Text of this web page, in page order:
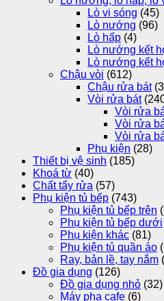
Lò vi sóng (45)
Lò nướng (96)
Lò hấp (4)
Lò nướng kết
Lò nướng kết
Chậu vòi (612)
Chậu rửa bát
Vòi rửa bát
Vòi rửa
Vòi rửa
Vòi rửa
Phụ kiện (28)
Thiết bị vệ sinh (185)
Khoá từ (40)
Chất tẩy rửa (57)
Phụ kiện tủ bếp (743)
Phụ kiện tủ bếp trên
Phụ kiện tủ bếp dưới
Phụ kiện khác (81)
Phụ kiện tủ quần áo
Ray, bản lề, tay nắm
Đồ gia dụng (126)
Đồ gia dụng nhỏ (32)
Máy pha cafe (6)